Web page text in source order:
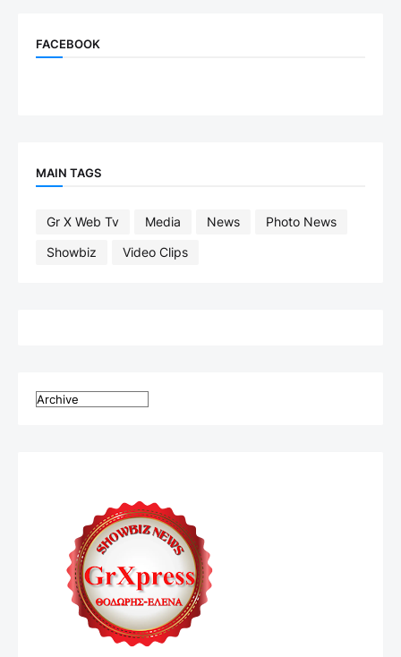
FACEBOOK
MAIN TAGS
Gr X Web Tv Media News
Photo News
Showbiz
Video Clips